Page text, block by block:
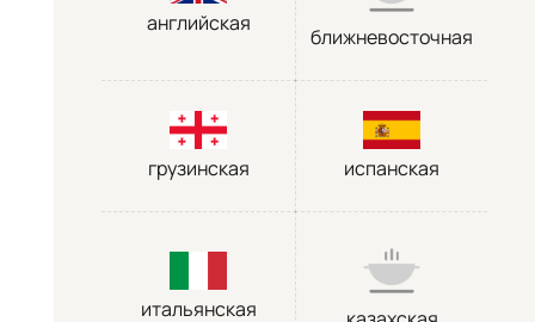
английская
ближневосточная
грузинская испанская
итальянская